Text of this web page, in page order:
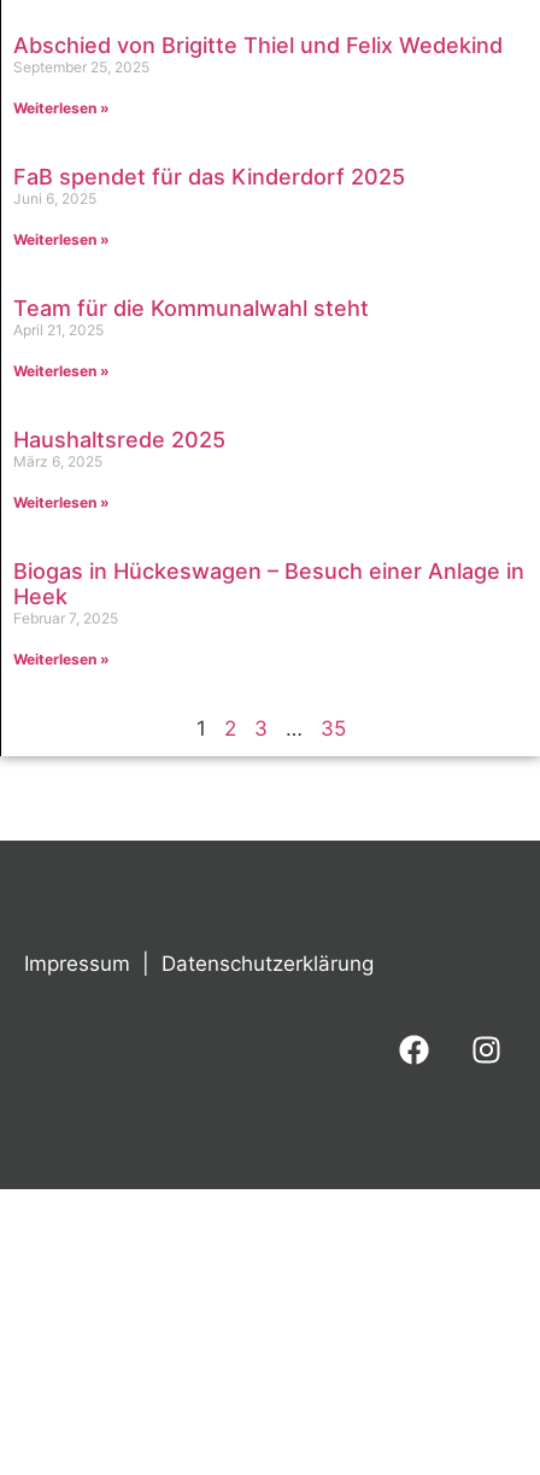
Abschied von Brigitte Thiel und Felix Wedekind
September 25, 2025
Weiterlesen »
FaB spendet für das Kinderdorf 2025
Juni 6, 2025
Weiterlesen »
Team für die Kommunalwahl steht
April 21, 2025
Weiterlesen »
Haushaltsrede 2025
März 6, 2025
Weiterlesen »
Biogas in Hückeswagen – Besuch einer Anlage in
Heek
Februar 7, 2025
Weiterlesen »
1 2 3 … 35
Impressum Datenschutzerklärung